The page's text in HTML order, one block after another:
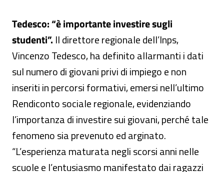
Tedesco: “è importante investire sugli
studenti”. Il direttore regionale dell’Inps,
Vincenzo Tedesco, ha definito allarmanti i dati
sul numero di giovani privi di impiego e non
inseriti in percorsi formativi, emersi nell’ultimo
Rendiconto sociale regionale, evidenziando
l’importanza di investire sui giovani, perché tale
fenomeno sia prevenuto ed arginato.
“L’esperienza maturata negli scorsi anni nelle
scuole e l’entusiasmo manifestato dai ragazzi